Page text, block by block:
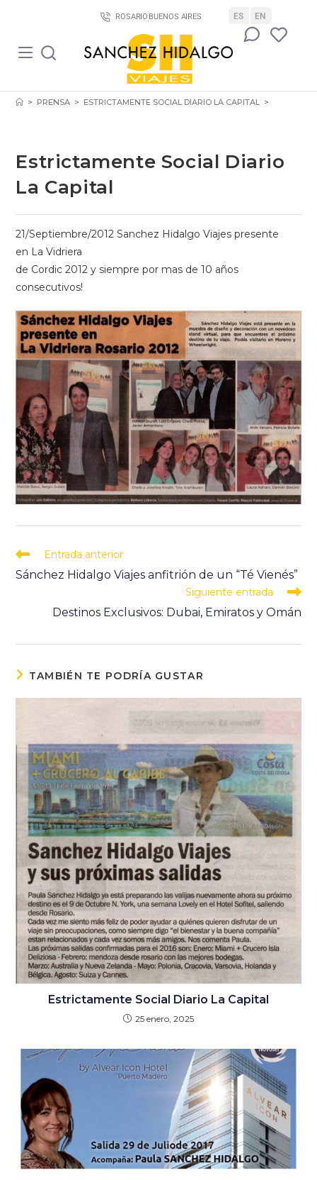
ROSARIO BUENOS AIRES ES EN
> PRENSA > ESTRICTAMENTE SOCIAL DIARIO LA CAPITAL >
Estrictamente Social Diario
La Capital
21/Septiembre/2012 Sanchez Hidalgo Viajes presente
en La Vidriera
de Cordic 2012 y siempre por mas de 10 años
consecutivos!
Entrada anterior
Sánchez Hidalgo Viajes anfitrión de un “Té Vienés”
Siguiente entrada
Destinos Exclusivos: Dubai, Emiratos y Omán
TAMBIÉN TE PODRÍA GUSTAR
Estrictamente Social Diario La Capital
25 enero, 2025